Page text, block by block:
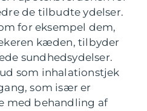
de tilbudte ydelser.
for eksempel dem,
kæden, tilbyder
sundhedsydelser.
som inhalationstjek
som især er
med behandling af